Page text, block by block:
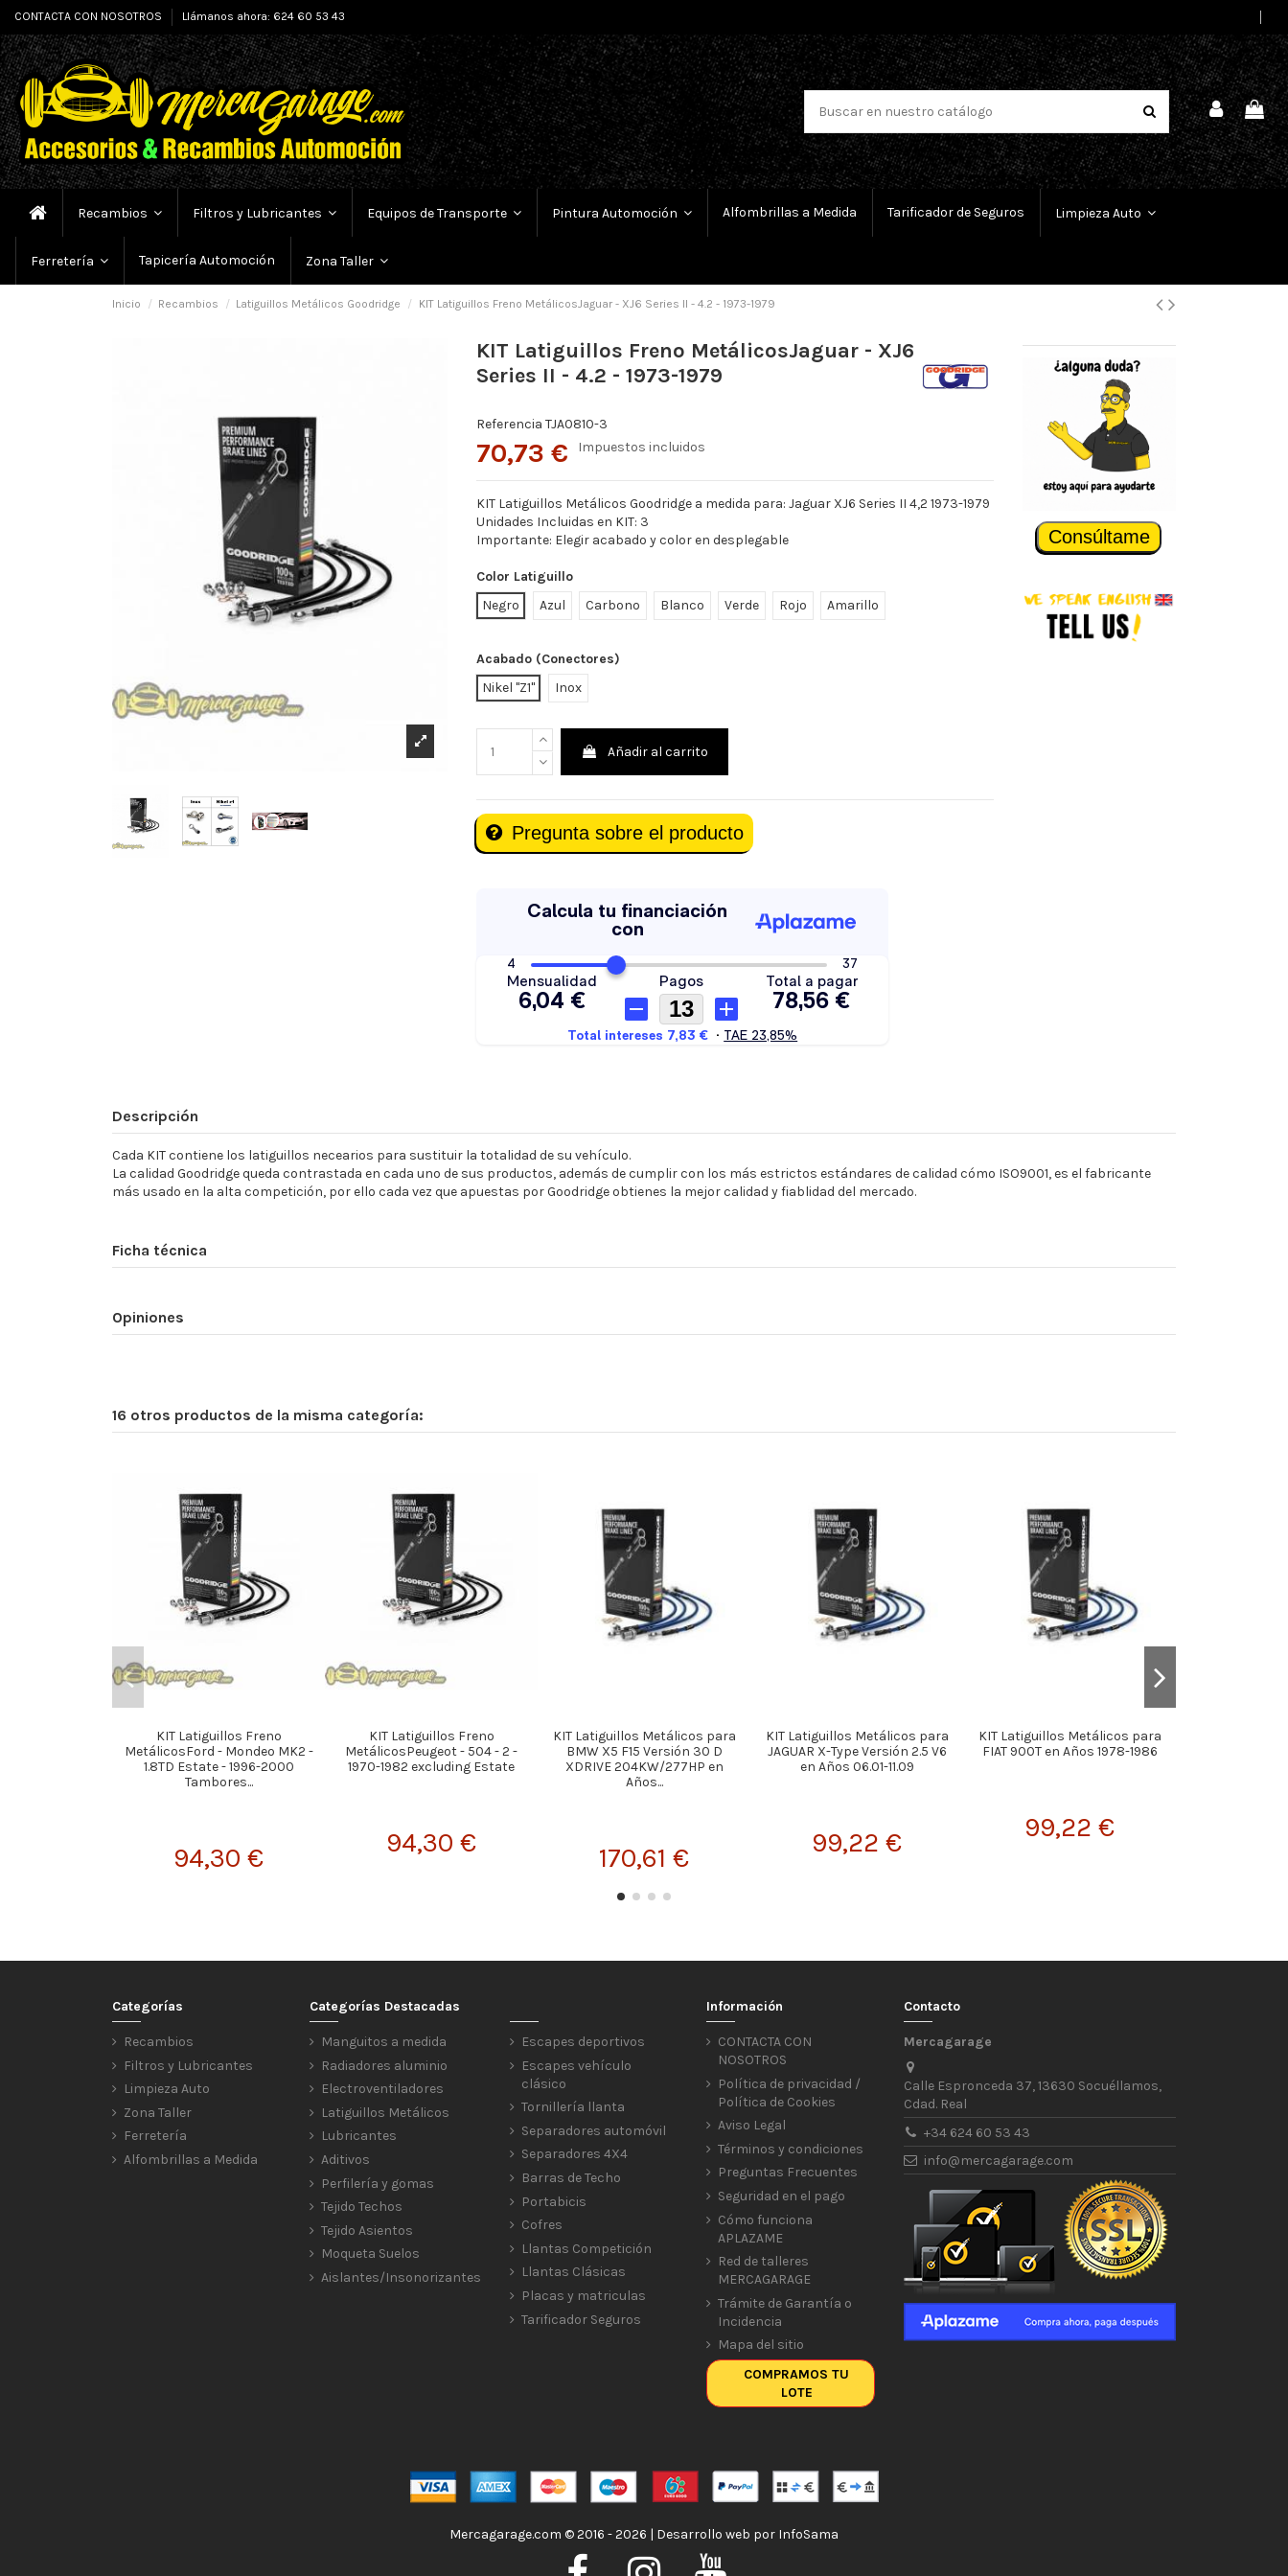
CONTACTA CON NOSOTROS Llámanos ahora: 624 60 53 43
Recambios Filtros y Lubricantes Equipos de Transporte Pintura Automoción Alfombrillas a Medida Tarificador de Seguros Limpieza Auto
Ferretería Tapicería Automoción Zona Taller
Inicio Recambios Latiguillos Metálicos Goodridge KIT Latiguillos Freno MetálicosJaguar - XJ6 Series II - 4.2 - 1973-1979
KIT Latiguillos Freno MetálicosJaguar - XJ6
Series II - 4.2 - 1973-1979
Referencia TJA0810-3
70,73 € Impuestos incluidos
KIT Latiguillos Metálicos Goodridge a medida para: Jaguar XJ6 Series II 4,2 1973-1979
Unidades Incluidas en KIT: 3
Importante: Elegir acabado y color en desplegable
Color Latiguillo
Negro
Azul Carbono Blanco Verde Rojo Amarillo
Acabado (Conectores)
Nikel "Z1"
Inox
Añadir al carrito
Pregunta sobre el producto
Consúltame
Descripción
Cada KIT contiene los latiguillos necearios para sustituir la totalidad de su vehículo.
La calidad Goodridge queda contrastada en cada uno de sus productos, además de cumplir con los más estrictos estándares de calidad cómo ISO9001, es el fabricante
más usado en la alta competición, por ello cada vez que apuestas por Goodridge obtienes la mejor calidad y fiablidad del mercado.
Ficha técnica
Opiniones
16 otros productos de la misma categoría:
KIT Latiguillos Freno
MetálicosFord - Mondeo MK2 -
1.8TD Estate - 1996-2000
Tambores...
94,30 €
KIT Latiguillos Freno
MetálicosPeugeot - 504 - 2 -
1970-1982 excluding Estate
94,30 €
KIT Latiguillos Metálicos para
BMW X5 F15 Versión 30 D
XDRIVE 204KW/277HP en
Años...
170,61 €
KIT Latiguillos Metálicos para
JAGUAR X-Type Versión 2.5 V6
en Años 06.01-11.09
99,22 €
KIT Latiguillos Metálicos para
FIAT 900T en Años 1978-1986
99,22 €
Categorías
Recambios
Filtros y Lubricantes
Limpieza Auto
Zona Taller
Ferretería
Alfombrillas a Medida
Categorías Destacadas
Manguitos a medida
Radiadores aluminio
Electroventiladores
Latiguillos Metálicos
Lubricantes
Aditivos
Perfilería y gomas
Tejido Techos
Tejido Asientos
Moqueta Suelos
Aislantes/Insonorizantes
Escapes deportivos
Escapes vehículo
clásico
Tornillería llanta
Separadores automóvil
Separadores 4X4
Barras de Techo
Portabicis
Cofres
Llantas Competición
Llantas Clásicas
Placas y matriculas
Tarificador Seguros
Información
CONTACTA CON
NOSOTROS
Política de privacidad /
Política de Cookies
Aviso Legal
Términos y condiciones
Preguntas Frecuentes
Seguridad en el pago
Cómo funciona
APLAZAME
Red de talleres
MERCAGARAGE
Trámite de Garantía o
Incidencia
Mapa del sitio
COMPRAMOS TU
LOTE
Contacto
Mercagarage
Calle Espronceda 37, 13630 Socuéllamos,
Cdad. Real
+34 624 60 53 43
info@mercagarage.com
Mercagarage.com © 2016 - 2026 | Desarrollo web por InfoSama